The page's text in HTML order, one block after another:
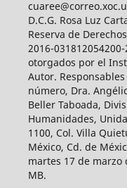
D.C.G. Rosa Luz
Reserva de
2016-
otorgados por el
Autor.
número, Dra.
Beller Taboada,
Humanidades,
1100, Col. Villa
México, Cd. de
martes 17 de marzo
MB.